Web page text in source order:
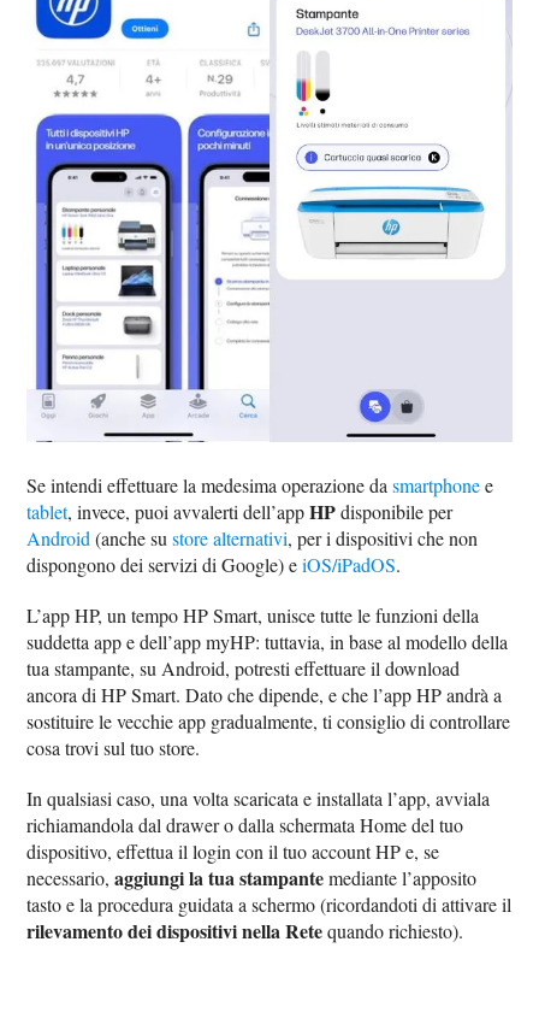
Se intendi effettuare la medesima operazione dasmartphonee
tablet, invece, puoi avvalerti dell’appHPdisponibile per
Android(anche sustore alternativi, per i dispositivi che non
dispongono dei servizi di Google) eiOS/iPadOS.
L’app HP, un tempo HP Smart, unisce tutte le funzioni della
suddetta app e dell’app myHP: tuttavia, in base al modello della
tua stampante, su Android, potresti effettuare il download
ancora di HP Smart. Dato che dipende, e che l’app HP andrà a
sostituire le vecchie app gradualmente, ti consiglio di controllare
cosa trovi sul tuo store.
In qualsiasi caso, una volta scaricata e installata l’app, avviala
richiamandola dal drawer o dalla schermata Home del tuo
dispositivo, effettua il login con il tuo account HP e, se
necessario,aggiungi la tua stampantemediante l’apposito
tasto e la procedura guidata a schermo (ricordandoti di attivare il
rilevamento dei dispositivi nella Retequando richiesto).